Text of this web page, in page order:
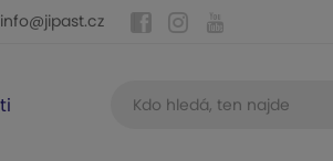
info@jipast.cz